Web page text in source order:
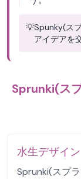
💡Spunky(ス
アイデアを
Sprunki(ス
水生デザイン
Sprunki(スプ